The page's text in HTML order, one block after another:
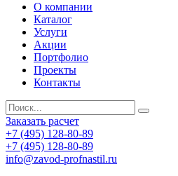
О компании
Каталог
Услуги
Акции
Портфолио
Проекты
Контакты
Заказать расчет
+7 (495) 128-80-89
+7 (495) 128-80-89
info@zavod-profnastil.ru